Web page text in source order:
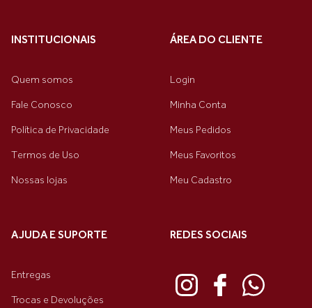
INSTITUCIONAIS
Quem somos
Fale Conosco
Política de Privacidade
Termos de Uso
Nossas lojas
ÁREA DO CLIENTE
Login
Minha Conta
Meus Pedidos
Meus Favoritos
Meu Cadastro
AJUDA E SUPORTE
Entregas
Trocas e Devoluções
REDES SOCIAIS